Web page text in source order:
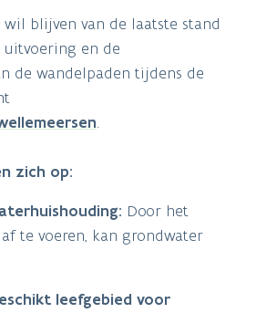
blijven van de laatste stand
uitvoering en de
de wandelpaden tijdens de
.
zich op:
Door het
te voeren, kan grondwater
leefgebied voor